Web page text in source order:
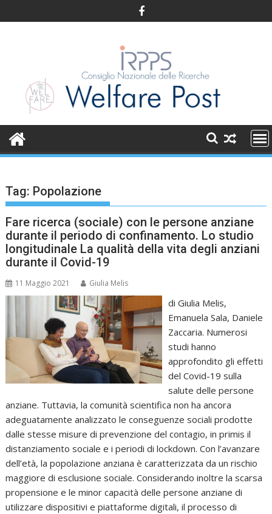
to
Tag: Popolazione
Fare ricerca (sociale) con le persone anziane
durante il periodo di confinamento. Lo studio
longitudinale La qualità della vita degli anziani
durante il Covid-19
11 Maggio 2021 Giulia Melis
di Giulia Melis,
Emanuela Sala, Daniele
Zaccaria. Numerosi
studi hanno
approfondito gli effetti
del Covid-19 sulla
salute delle persone
anziane. Tuttavia, la comunità scientifica non ha ancora
adeguatamente analizzato le conseguenze sociali prodotte
dalle stesse misure di prevenzione del contagio, in primis il
distanziamento sociale e i periodi di lockdown. Con l’avanzare
dell’età, la popolazione anziana è caratterizzata da un rischio
maggiore di esclusione sociale. Considerando inoltre la scarsa
propensione e le minor capacità delle persone anziane di
utilizzare dispositivi e piattaforme digitali, il processo di